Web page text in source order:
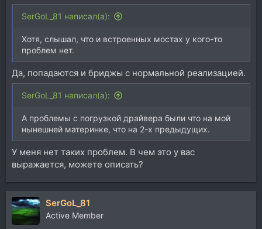
SerGoL_81 написал(а):
Хотя, слышал, что и встроенных мостах у кого-то
проблем нет.
Да, попадаются и бриджы с нормальной реализацией.
SerGoL_81 написал(а):
А проблемы с погрузкой драйвера были что на мой
нынешней материнке, что на 2-х предыдущих.
У меня нет таких проблем. В чем это у вас
выражается, можете описать?
SerGoL_81
Active Member